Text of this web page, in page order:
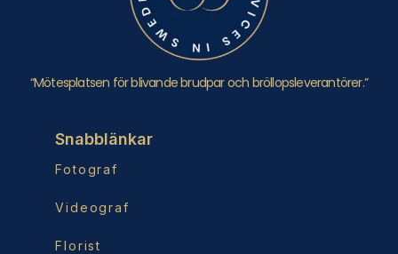
“Mötesplatsen för blivande brudpar och bröllopsleverantörer.”
Snabblänkar
Fotograf
Videograf
Florist